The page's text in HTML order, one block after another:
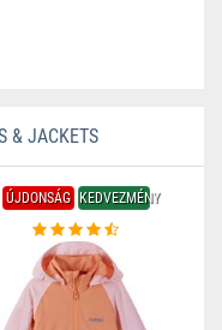
& JACKETS
ÚJDONSÁG KEDVEZMÉNY